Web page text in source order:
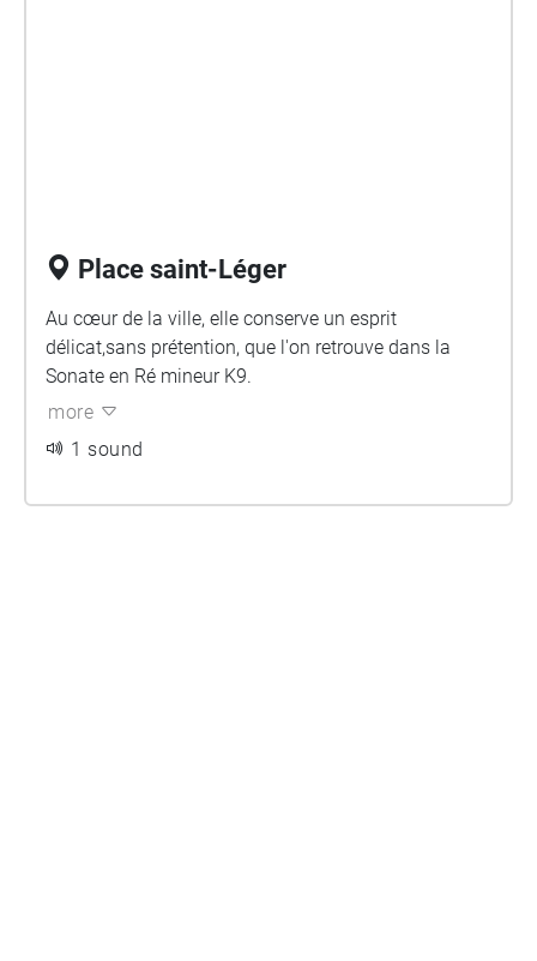
Place saint-Léger
Au cœur de la ville, elle conserve un esprit
délicat,sans prétention, que l'on retrouve dans la
Sonate en Ré mineur K9.
more
1 sound